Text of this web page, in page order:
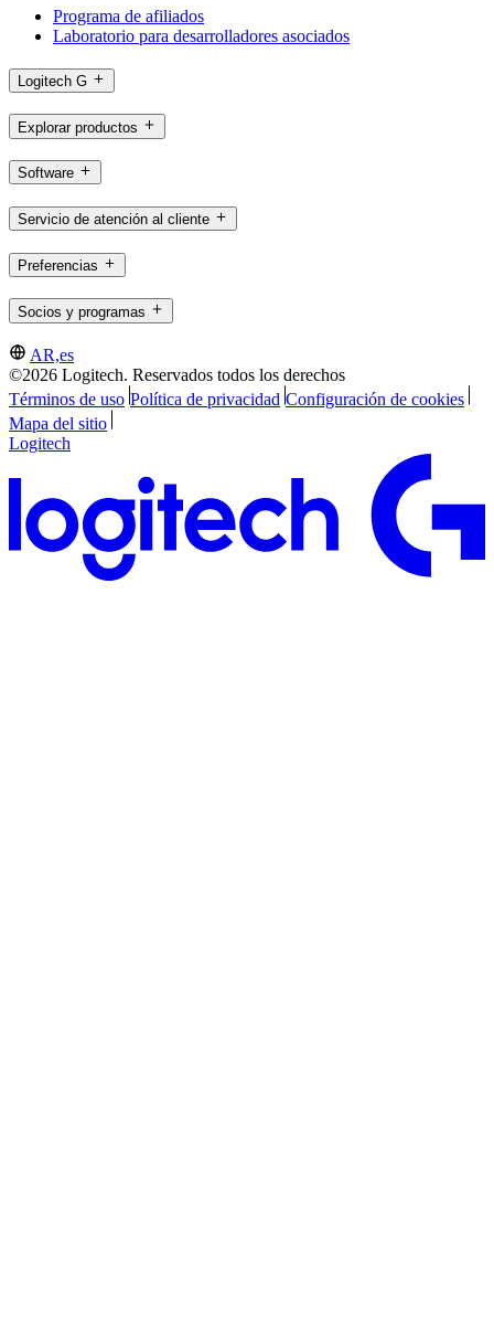
Programa de afiliados
Laboratorio para desarrolladores asociados
Logitech G
Explorar productos
Software
Servicio de atención al cliente
Preferencias
Socios y programas
AR,es
©2026 Logitech. Reservados todos los derechos
Términos de uso Política de privacidad Configuración de cookies
Mapa del sitio
Logitech